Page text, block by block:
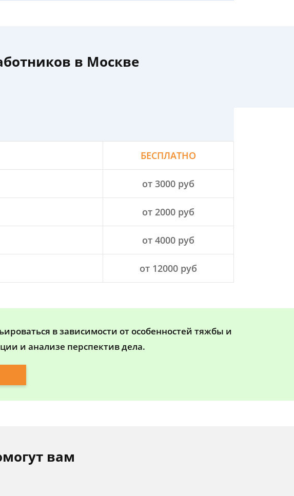
в Москве
БЕСПЛАТНО
от 3000 руб
от 2000 руб
от 4000 руб
от 12000 руб
в зависимости от особенностей тяжбы и
и анализе перспектив дела.
вам